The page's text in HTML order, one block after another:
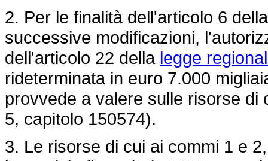
2. Per le finalità dell'articolo 6
successive modificazioni,
dell'articolo 22 della legge
rideterminata in euro 7.000
provvede a valere sulle risorse di
5, capitolo 150574).
3. Le risorse di cui ai commi 1 e